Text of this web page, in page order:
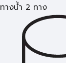
ทางน้ำ 2 ทาง